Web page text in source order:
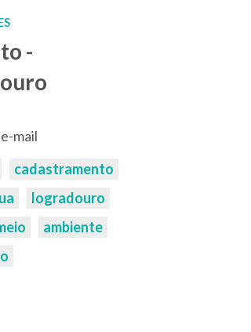
-
mail
cadastramento
logradouro
ambiente